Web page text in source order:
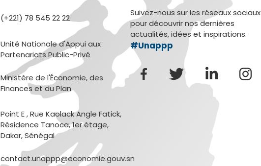
(+221) 78 545 22 22
Unité Nationale d'Appui aux
Partenariats Public-Privé
Ministère de l'Économie, des
Finances et du Plan
Point E , Rue Kaolack Angle Fatick,
Résidence Tanoca, 1er étage,
Dakar, Sénégal
contact.unappp@economie.gouv.sn
Suivez-nous sur les réseaux sociaux
pour découvrir nos dernières
actualités, idées et inspirations.
#Unappp